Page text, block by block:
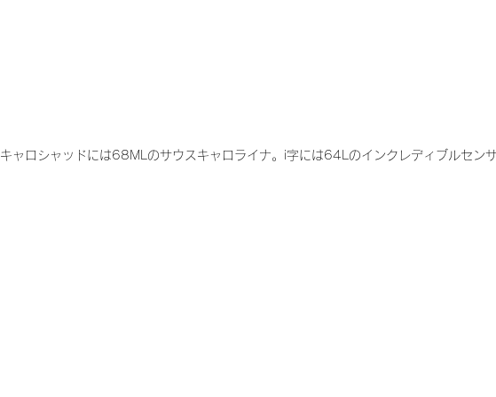
キャロシャッドには68MLのサウスキャロライナ。i字には64Lのインクレディブルセンサ